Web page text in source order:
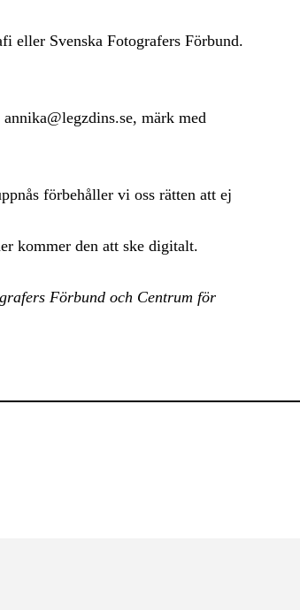
eller Svenska Fotografers Förbund.
märk med
förbehåller vi oss rätten att ej
kommer den att ske digitalt.
Förbund och Centrum för